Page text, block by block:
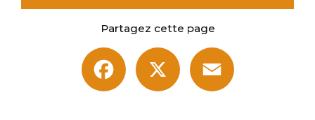
Partagez cette page
Facebook